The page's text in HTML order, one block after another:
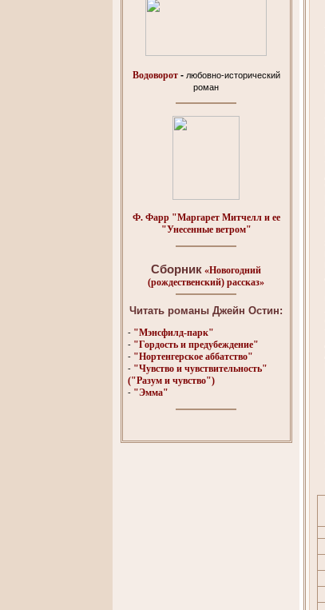
Водоворот- любовно-исторический
роман
Ф. Фарр "Маргарет Митчелл и ее
"Унесенные ветром"
Сборник «Новогодний
(рождественский) рассказ»
Читать романы Джейн Остин:
- "Мэнсфилд-парк"
- "Гордость и предубеждение"
- "Нортенгерское аббатство"
- "Чувство и чувствительность"
("Разум и чувство")
- "Эмма"